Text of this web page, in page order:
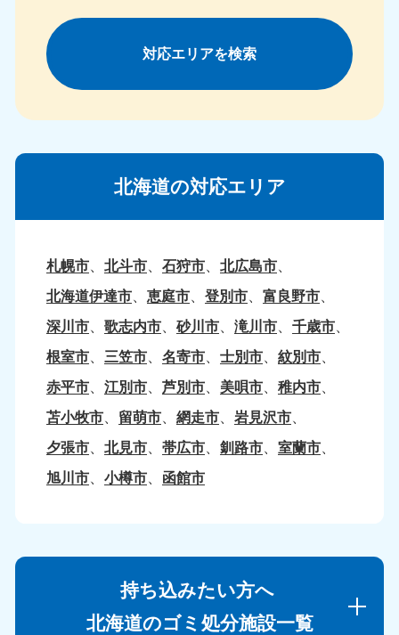
対応エリアを検索
北海道の対応エリア
札幌市 北斗市 石狩市
北広島市
北海道伊達市
恵庭市 登別市
富良野市
深川市
歌志内市 砂川市 滝川市
千歳市
根室市
三笠市 名寄市 士別市
紋別市
赤平市
江別市 芦別市 美唄市
稚内市
苫小牧市
留萌市 網走市
岩見沢市
夕張市
北見市 帯広市 釧路市
室蘭市
旭川市
小樽市 函館市
持ち込みたい方へ
北海道のゴミ処分施設一覧